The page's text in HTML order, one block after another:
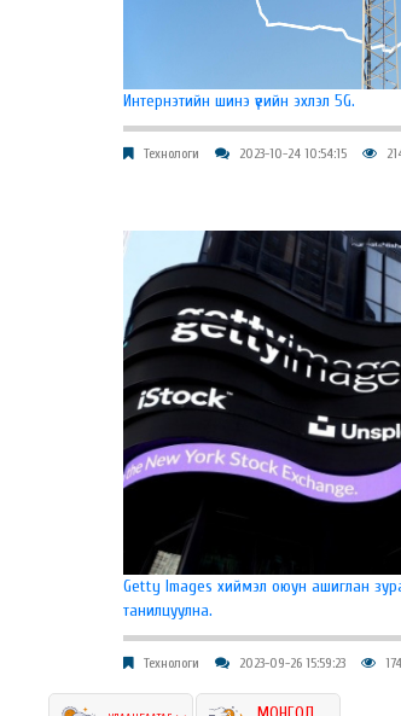
Интернэтийн шинэ үеийн эхлэл 5G.
Технологи 2023-10-24 10:54:15
Getty Images хиймэл оюун ашиглан зураг
танилцуулна.
Технологи 2023-09-26 15:59:23